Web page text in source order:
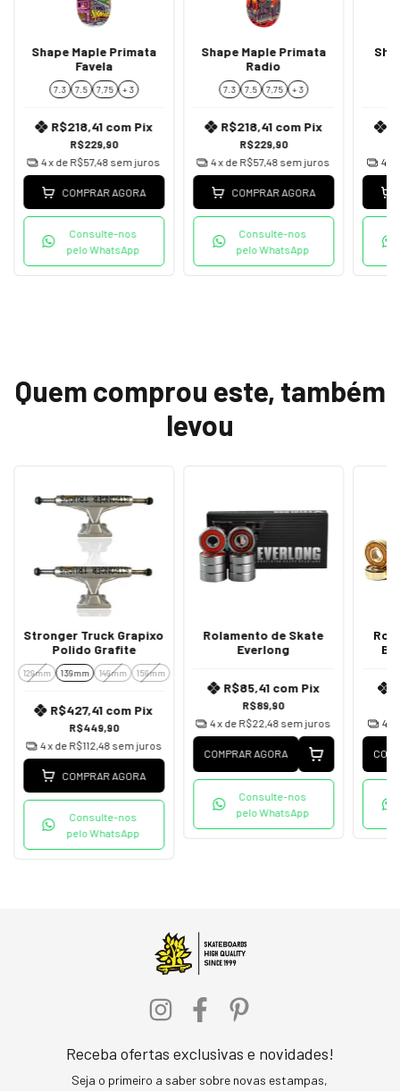
Shape Maple Primata
Favela
7.3 7.5 7,75 + 3
R$229,90
R$218,41 com Pix
4x de R$57,48 sem juros
COMPRAR AGORA
Consulte-nos
pelo WhatsApp
Shape Maple Primata
Radio
7.3 7.5 7,75 + 3
R$229,90
R$218,41 com Pix
4x de R$57,48 sem juros
COMPRAR AGORA
Consulte-nos
pelo WhatsApp
4
Quem comprou este, também
levou
Stronger Truck Grapixo
Polido Grafite
129mm 139mm 149mm 159mm
R$449,90
R$427,41 com Pix
4x de R$112,48 sem juros
COMPRAR AGORA
Consulte-nos
pelo WhatsApp
Rolamento de Skate
Everlong
R$89,90
R$85,41 com Pix
4x de R$22,48 sem juros
COMPRAR AGORA
Consulte-nos
pelo WhatsApp
4
Receba ofertas exclusivas e novidades!
Seja o primeiro a saber sobre novas estampas,